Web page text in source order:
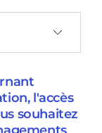
l'accès
souhaitez